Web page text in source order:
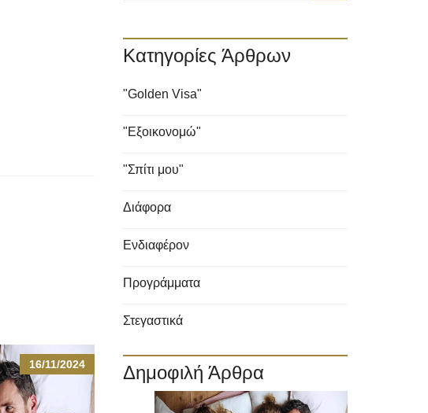
16/11/2024
Κατηγορίες Άρθρων
"Golden Visa"
"Εξοικονομώ"
"Σπίτι μου"
Διάφορα
Ενδιαφέρον
Προγράμματα
Στεγαστικά
Δημοφιλή Άρθρα